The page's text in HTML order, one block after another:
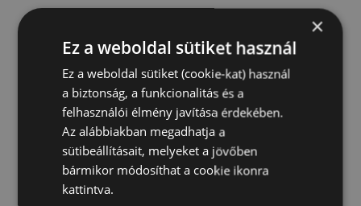
Biztonsági Információ:
Mindig olvassa el és kövesse a
használati utasításokat, melyet a termékhez
mellékelve talál. Használjon jó minőségű
mécsesgyertyát, és ne töltse túl a tálkát.
Termékjellemzők
További
Információ
Magasság 11.5cm Szélesség 8.5cm Vastagság
×
Ez a weboldal sütiket használ
Ez a weboldal sütiket (cookie-kat) használ
a biztonság, a funkcionalitás és a
felhasználói élmény javítása érdekében.
Az alábbiakban megadhatja a
sütibeállításait, melyeket a jövőben
bármikor módosíthat a cookie ikonra
kattintva.